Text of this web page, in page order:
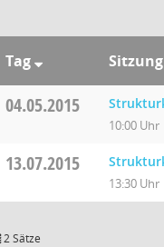
Tag Sitzung
04.05.2015
10:00 Uhr
13.07.2015
13:30 Uhr
2 Sätze